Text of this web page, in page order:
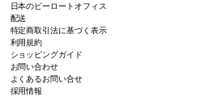
日本のピーロートオフィス
配送
特定商取引法に基づく表示
利用規約
ショッピングガイド
お問い合わせ
よくあるお問い合せ
採用情報